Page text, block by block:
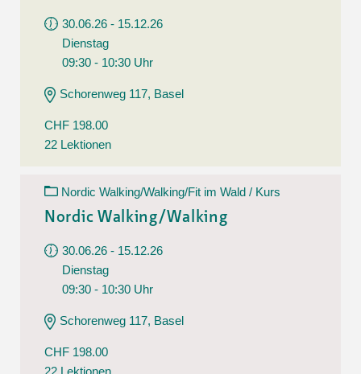
30.06.26 - 15.12.26
Dienstag
09:30 - 10:30 Uhr
Schorenweg 117, Basel
CHF 198.00
22 Lektionen
Nordic Walking/Walking/Fit im Wald / Kurs
Nordic Walking/Walking
30.06.26 - 15.12.26
Dienstag
09:30 - 10:30 Uhr
Schorenweg 117, Basel
CHF 198.00
22 Lektionen